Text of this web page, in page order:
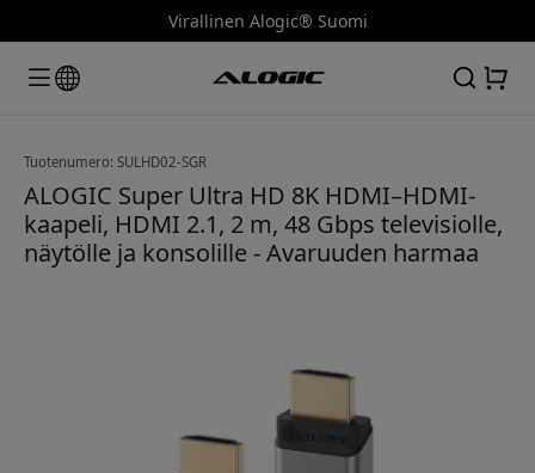
Virallinen Alogic® Suomi
Tuotenumero: SULHD02-SGR
ALOGIC Super Ultra HD 8K HDMI–HDMI-
kaapeli, HDMI 2.1, 2 m, 48 Gbps televisiolle,
näytölle ja konsolille - Avaruuden harmaa